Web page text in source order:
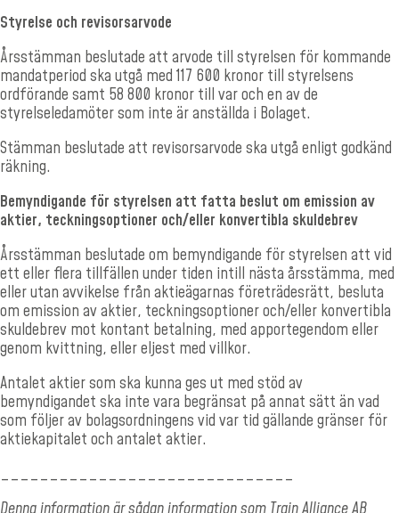
Styrelse och revisorsarvode
Årsstämman beslutade att arvode till styrelsen för kommande
mandatperiod ska utgå med 117 600 kronor till styrelsens
ordförande samt 58 800 kronor till var och en av de
styrelseledamöter som inte är anställda i Bolaget.
Stämman beslutade att revisorsarvode ska utgå enligt godkänd
räkning.
Bemyndigande för styrelsen att fatta beslut om emission av
aktier, teckningsoptioner och/eller konvertibla skuldebrev
Årsstämman beslutade om bemyndigande för styrelsen att vid
ett eller flera tillfällen under tiden intill nästa årsstämma, med
eller utan avvikelse från aktieägarnas företrädesrätt, besluta
om emission av aktier, teckningsoptioner och/eller konvertibla
skuldebrev mot kontant betalning, med apportegendom eller
genom kvittning, eller eljest med villkor.
Antalet aktier som ska kunna ges ut med stöd av
bemyndigandet ska inte vara begränsat på annat sätt än vad
som följer av bolagsordningens vid var tid gällande gränser för
aktiekapitalet och antalet aktier.
______________________________